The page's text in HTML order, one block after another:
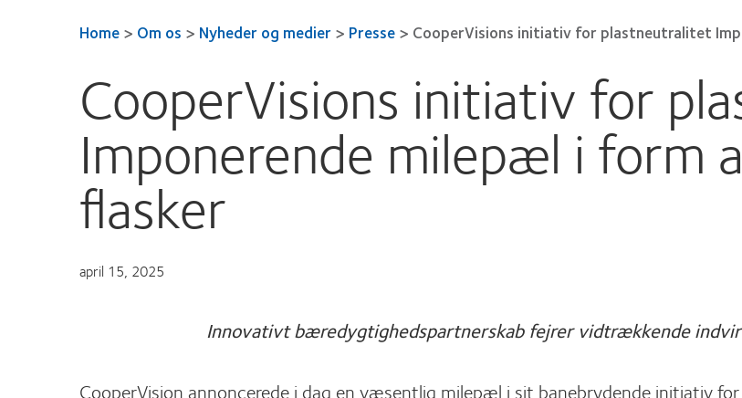
Home> Om os > Nyheder og medier> Presse> CooperVisions initiativ for plastneutralitet
CooperVisions initiativ for
Imponerende milepæl i form
flasker
april 15, 2025
Innovativt bæredygtighedspartnerskab fejrer vidtrækkende
CooperVision annoncerede i dag en væsentlig milepæl i sit banebrydende initiativ